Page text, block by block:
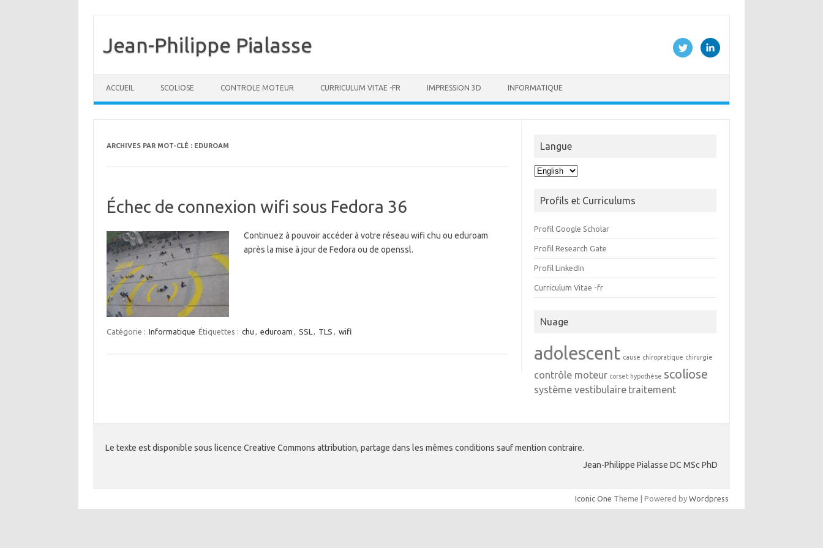
Jean-Philippe Pialasse
ACCUEIL SCOLIOSE CONTROLE MOTEUR CURRICULUM VITAE -FR IMPRESSION 3D INFORMATIQUE
ARCHIVES PAR MOT-CLÉ : EDUROAM
Échec de connexion wifi sous Fedora 36
Continuez à pouvoir accéder à votre réseau wifi chu ou eduroam
après la mise à jour de Fedora ou de openssl.
Catégorie : Informatique Étiquettes : chu , eduroam , SSL , TLS , wifi
Langue
Langue
Profils et Curriculums
Profil Google Scholar
Profil Research Gate
Profil LinkedIn
Curriculum Vitae -fr
Nuage
adolescent cause chiropratique chirurgie
contrôle moteur corset hypothèse scoliose
système vestibulaire traitement
Le texte est disponible sous licence Creative Commons attribution, partage dans les mêmes conditions sauf mention contraire.
Jean-Philippe Pialasse DC MSc PhD
Iconic One Theme | Powered by Wordpress